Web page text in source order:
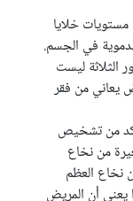
خلايا
في الجسم.
الثلاثة ليست
يعاني من فقر
من تشخيص
من نخاع
نخاع العظم
يعني أن المريض